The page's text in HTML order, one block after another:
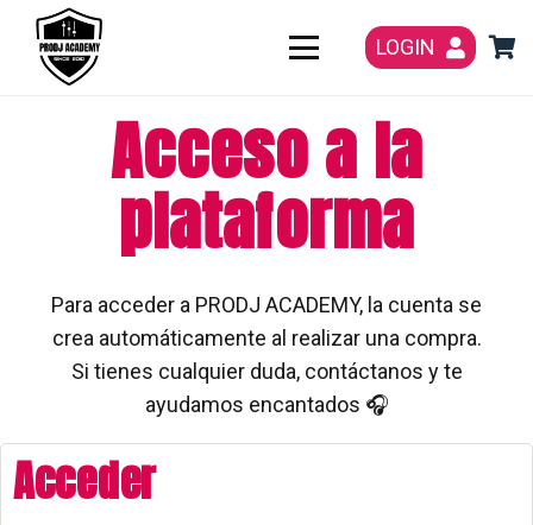
LOGIN
Acceso a la
plataforma
Para acceder a PRODJ ACADEMY, la cuenta se
crea automáticamente al realizar una compra.
Si tienes cualquier duda, contáctanos y te
ayudamos encantados 🎧
Acceder